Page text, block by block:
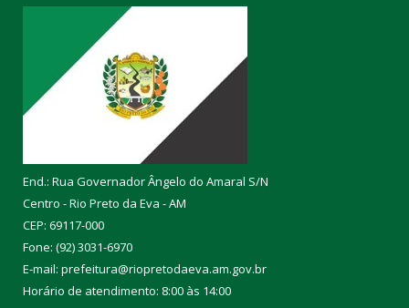
End.: Rua Governador Ângelo do Amaral S/N
Centro - Rio Preto da Eva - AM
CEP: 69117-000
Fone: (92) 3031-6970
E-mail: prefeitura@riopretodaeva.am.gov.br
Horário de atendimento: 8:00 às 14:00